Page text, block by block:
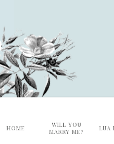
HOME
WILL YOU
MARRY ME?
LUA